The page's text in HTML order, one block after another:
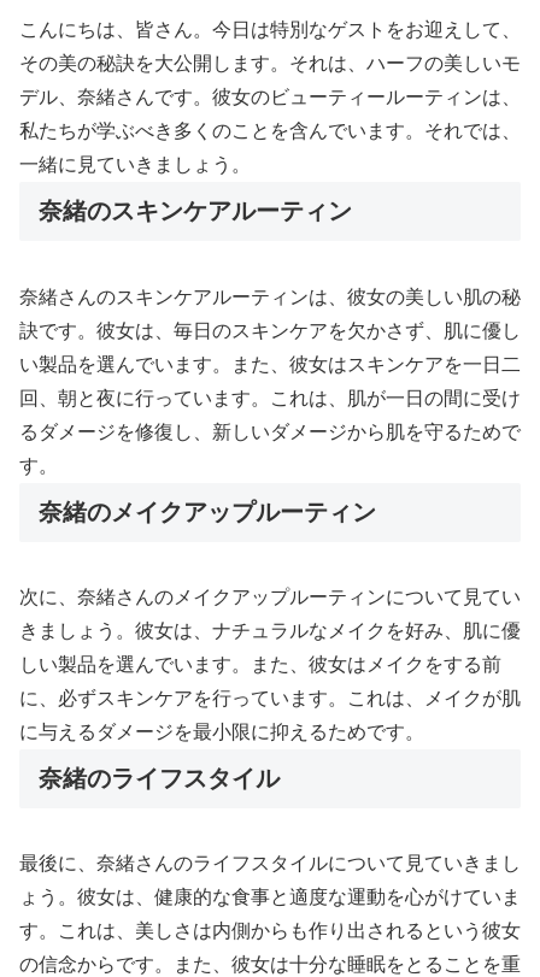
こんにちは、皆さん。今日は特別なゲストをお迎えして、
その美の秘訣を大公開します。それは、ハーフの美しいモ
デル、奈緒さんです。彼女のビューティールーティンは、
私たちが学ぶべき多くのことを含んでいます。それでは、
一緒に見ていきましょう。
奈緒のスキンケアルーティン
奈緒さんのスキンケアルーティンは、彼女の美しい肌の秘
訣です。彼女は、毎日のスキンケアを欠かさず、肌に優し
い製品を選んでいます。また、彼女はスキンケアを一日二
回、朝と夜に行っています。これは、肌が一日の間に受け
るダメージを修復し、新しいダメージから肌を守るためで
す。
奈緒のメイクアップルーティン
次に、奈緒さんのメイクアップルーティンについて見てい
きましょう。彼女は、ナチュラルなメイクを好み、肌に優
しい製品を選んでいます。また、彼女はメイクをする前
に、必ずスキンケアを行っています。これは、メイクが肌
に与えるダメージを最小限に抑えるためです。
奈緒のライフスタイル
最後に、奈緒さんのライフスタイルについて見ていきまし
ょう。彼女は、健康的な食事と適度な運動を心がけていま
す。これは、美しさは内側からも作り出されるという彼女
の信念からです。また、彼女は十分な睡眠をとることを重